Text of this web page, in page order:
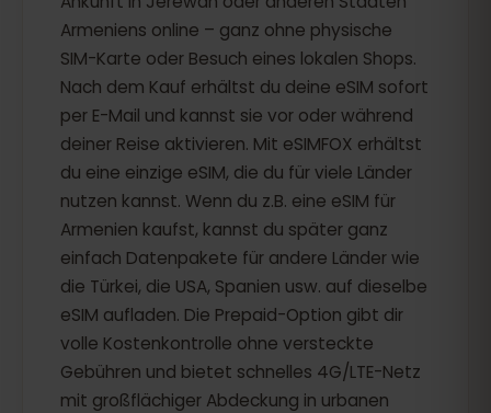
Armeniens online – ganz ohne physische
SIM-Karte oder Besuch eines lokalen Shops.
Nach dem Kauf erhältst du deine eSIM sofort
per E-Mail und kannst sie vor oder während
deiner Reise aktivieren. Mit eSIMFOX erhältst
du eine einzige eSIM, die du für viele Länder
nutzen kannst. Wenn du z.B. eine eSIM für
Armenien kaufst, kannst du später ganz
einfach Datenpakete für andere Länder wie
die Türkei, die USA, Spanien usw. auf dieselbe
eSIM aufladen. Die Prepaid-Option gibt dir
volle Kostenkontrolle ohne versteckte
Gebühren und bietet schnelles 4G/LTE-Netz
mit großflächiger Abdeckung in urbanen